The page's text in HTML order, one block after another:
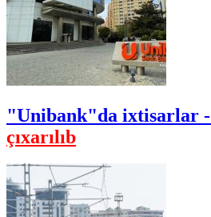
"Unibank"da ixtisarlar -
çıxarılıb